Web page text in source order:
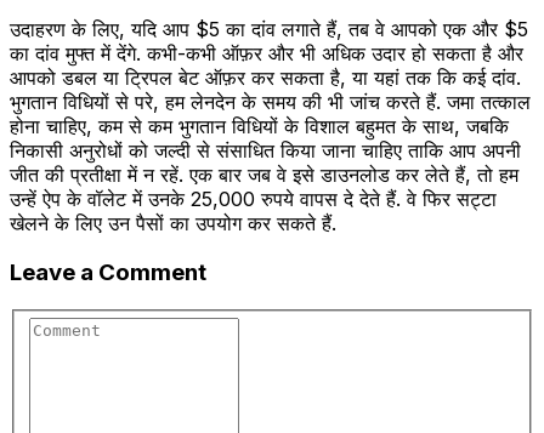
उदाहरण के लिए, यदि आप $5 का दांव लगाते हैं, तब वे आपको एक और $5
का दांव मुफ्त में देंगे. कभी-कभी ऑफ़र और भी अधिक उदार हो सकता है और
आपको डबल या ट्रिपल बेट ऑफ़र कर सकता है, या यहां तक ​​कि कई दांव.
भुगतान विधियों से परे, हम लेनदेन के समय की भी जांच करते हैं. जमा तत्काल
होना चाहिए, कम से कम भुगतान विधियों के विशाल बहुमत के साथ, जबकि
निकासी अनुरोधों को जल्दी से संसाधित किया जाना चाहिए ताकि आप अपनी
जीत की प्रतीक्षा में न रहें. एक बार जब वे इसे डाउनलोड कर लेते हैं, तो हम
उन्हें ऐप के वॉलेट में उनके 25,000 रुपये वापस दे देते हैं. वे फिर सट्टा
खेलने के लिए उन पैसों का उपयोग कर सकते हैं.
Leave a Comment